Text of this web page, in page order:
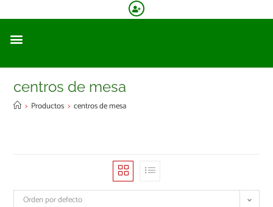
centros de mesa
> Productos > centros de mesa
Orden por defecto